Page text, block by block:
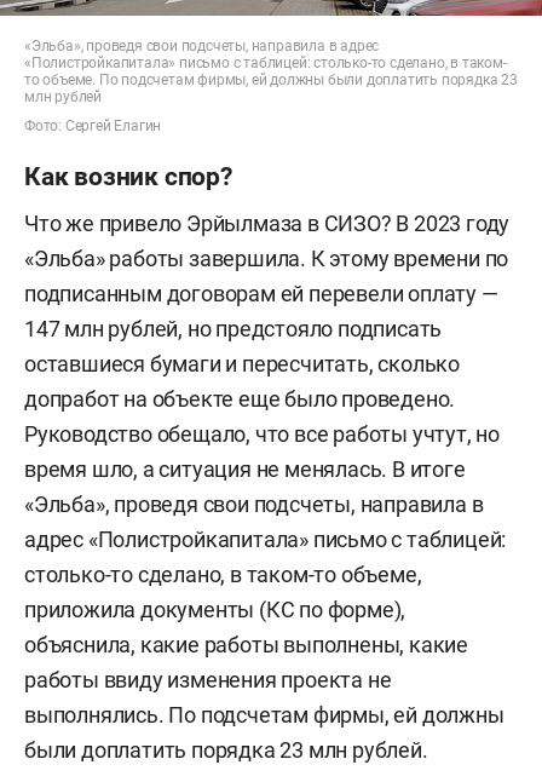
— в 5 раз больше — 518 юрлиц. Данные о
выручке компании не отображаются.
В 2014-м ООО «Эльба» было зарегистрировано в
Сургуте. Данных о контрактах и выручке фирмы
нет. В 2016 году она судилась с ООО «Эрель
строителя
Эреля Динчера
строительство бизнес-центра «Пушкинский»,
административных зданий «Татнефти» и
«Татойлгаза». Его в 2020 году осудили условно за
уклонение от налогов на 355 млн рублей. Спор у
«Эльбы» и фирмы Динчера был из-за стройки
спорткомплекса в Когалыме и
многоквартирного дома в поселке городского
типа Федоровский. В итоге застройщик
предъявил встречные требования, суд встал на
сторону «Эрель Газстрой», обязав «Эльбу»
выплатить тому 7 миллионов. По данным
сервиса «Контур.Фокус», приставы в 2017 году
этот долг с компании взыскать не смогли — у
нее отсутствовало имущество. В 2022-м ФНС
отметила, что сведения о регистрации фирмы в
«Эльба», проведя свои подсчеты, направила в адрес
«Полистройкапитала» письмо с таблицей: столько-то сделано, в таком-
то объеме. По подсчетам фирмы, ей должны были доплатить порядка 23
млн рублей
Фото: Сергей Елагин
Как возник спор?
Что же привело Эрйылмаза в СИЗО? В 2023 году
«Эльба» работы завершила. К этому времени по
подписанным договорам ей перевели оплату —
147 млн рублей, но предстояло подписать
оставшиеся бумаги и пересчитать, сколько
допработ на объекте еще было проведено.
Руководство обещало, что все работы учтут, но
время шло, а ситуация не менялась. В итоге
«Эльба», проведя свои подсчеты, направила в
адрес «Полистройкапитала» письмо с таблицей:
столько-то сделано, в таком-то объеме,
приложила документы (КС по форме),
объяснила, какие работы выполнены, какие
работы ввиду изменения проекта не
выполнялись. По подсчетам фирмы, ей должны
были доплатить порядка 23 млн рублей.